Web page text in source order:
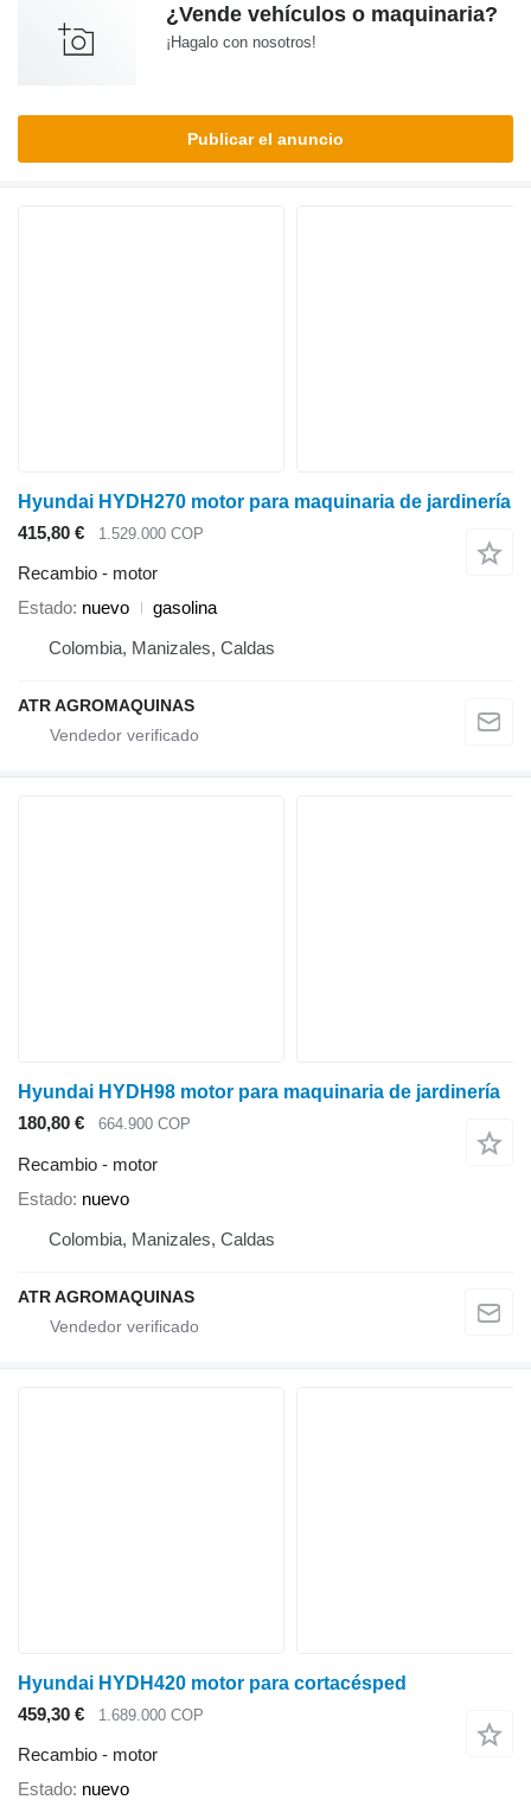
¿Vende vehículos o maquinaria?
¡Hagalo con nosotros!
Publicar el anuncio
Hyundai HYDH270 motor para maquinaria de jardinería
415,80 €
1.529.000 COP
Recambio - motor
Estado nuevo
gasolina
Colombia, Manizales, Caldas
ATR AGROMAQUINAS
Hyundai HYDH98 motor para maquinaria de jardinería
180,80 €
664.900 COP
Recambio - motor
Estado nuevo
Colombia, Manizales, Caldas
ATR AGROMAQUINAS
Hyundai HYDH420 motor para cortacésped
459,30 €
1.689.000 COP
Recambio - motor
Estado nuevo